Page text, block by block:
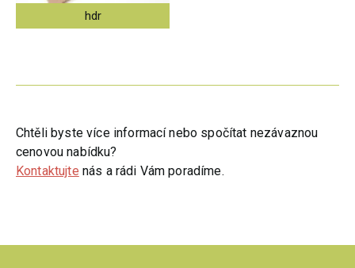
hdr
Chtěli byste více informací nebo spočítat nezávaznou
cenovou nabídku?
Kontaktujte nás a rádi Vám poradíme.